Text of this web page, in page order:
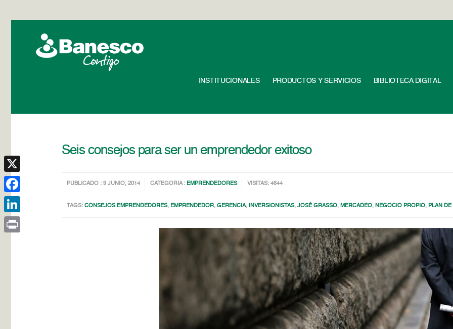
INSTITUCIONALES PRODUCTOS Y SERVICIOS BIBLIOTECA DIGITAL
Seis consejos para ser un emprendedor exitoso
PUBLICADO : 9 JUNIO, 2014 CATEGORIA : EMPRENDEDORES VISITAS: 4644
TAGS:CONSEJOS EMPRENDEDORES, EMPRENDEDOR,GERENCIA, INVERSIONISTAS,JOSÉ GRASSO, MERCADEO, NEGOCIO PROPIO, PLAN
X
Facebook
LinkedIn